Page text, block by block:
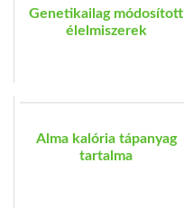
Genetikailag módosított
élelmiszerek
Alma kalória tápanyag
tartalma